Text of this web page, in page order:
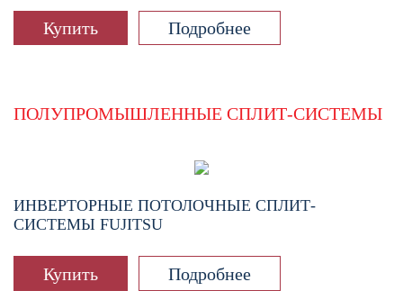
Купить Подробнее
ПОЛУПРОМЫШЛЕННЫЕ СПЛИТ-СИСТЕМЫ
ИНВЕРТОРНЫЕ ПОТОЛОЧНЫЕ СПЛИТ-
СИСТЕМЫ FUJITSU
Купить Подробнее